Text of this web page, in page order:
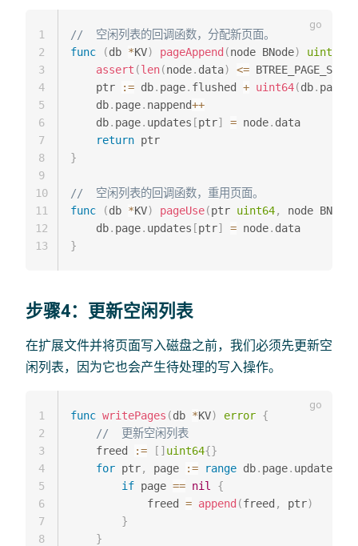
//  空闲列表的回调函数，分配新页面。
func
(db *KV) pageAppend (node BNode) uint64
assert (len(node. data) <= BTREE_PAGE_SIZE
    ptr
:= db. page. flushed + uint64(db. page
    db
. page. nappend++
    db
. page. updates [ptr] = node. data
return
}
//  空闲列表的回调函数，重用页面。
func
(db *KV) pageUse(ptr uint64, node BNode
    db
. page. updates [ptr] = node.
}
1
2
3
4
5
6
7
8
9
10
11
12
13
步骤4：更新空闲列表
在扩展文件并将页面写入磁盘之前，我们必须先更新空
闲列表，因为它也会产生待处理的写入操作。
func writePages (db *KV) error {
//  更新空闲列表
    freed
:= [ ] uint64{}
for ptr, page := range db. page. updates
if page == nil
{
            freed
= append (freed , ptr)
}
}
1
2
3
4
5
6
7
8